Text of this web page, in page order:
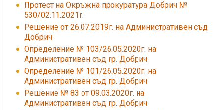
Протест на Окръжна прокуратура Добрич №
530/02.11.2021г.
Решение от 26.07.2019г. на Административен съд
Добрич
Определение № 103/26.05.2020г. на
Административен съд гр. Добрич
Определение № 101/26.05.2020г. на
Административен съд гр. Добрич
Решение № 83 от 09.03.2020г. на
Административен съд гр. Добрич